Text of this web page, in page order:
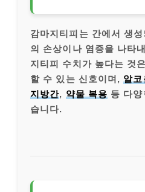
감마지티피는 간에서 생
의 손상이나 염증을 나타
지티피 수치가 높다는 것
할 수 있는 신호이며, 알코
지방간, 약물 복용 등 다
습니다.